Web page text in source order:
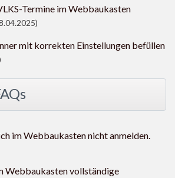
Termine im Webbaukasten
mit korrekten Einstellungen befüllen
im Webbaukasten nicht anmelden.
Webbaukasten vollständige